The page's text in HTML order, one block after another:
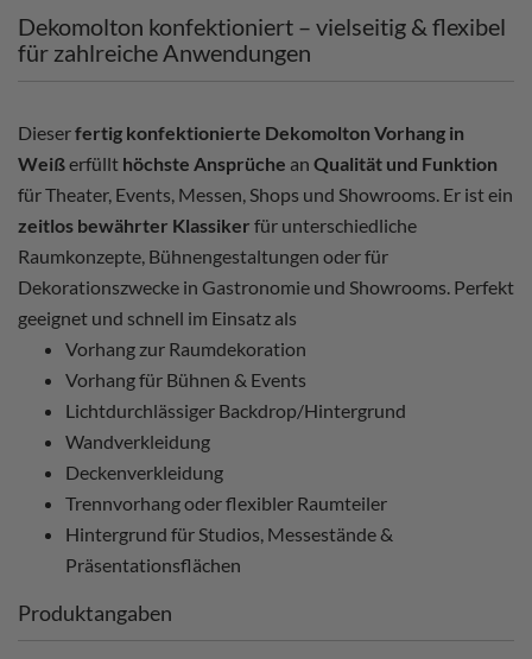
Dekomolton konfektioniert – vielseitig & flexibel
für zahlreiche Anwendungen
Dieserfertig konfektionierte Dekomolton Vorhang in
Weißerfüllt höchste Ansprüche an Qualität und Funktion
für Theater, Events, Messen, Shops und Showrooms. Er ist ein
zeitlos bewährter Klassiker für unterschiedliche
Raumkonzepte, Bühnengestaltungen oder für
Dekorationszwecke in Gastronomie und Showrooms. Perfekt
geeignet und schnell im Einsatz als
Vorhang zur Raumdekoration
Vorhang für Bühnen & Events
Lichtdurchlässiger Backdrop/Hintergrund
Wandverkleidung
Deckenverkleidung
Trennvorhang oder flexibler Raumteiler
Hintergrund für Studios, Messestände &
Präsentationsflächen
Produktangaben